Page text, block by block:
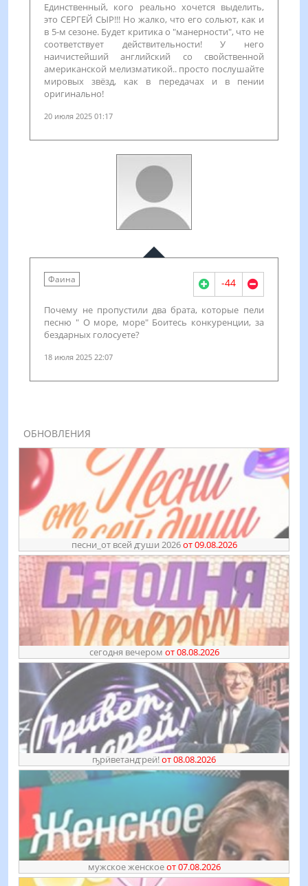
Единственный, кого реально хочется выделить,
это СЕРГЕЙ СЫР!!! Но жалко, что его сольют, как и
в 5-м сезоне. Будет критика о "манерности", что не
соответствует действительности! У него
наичистейший английский со свойственной
американской мелизматикой.. просто послушайте
мировых звёзд, как в передачах и в пении
оригинально!
20 июля 2025 01:17
Фаина -44
Почему не пропустили два брата, которые пели
песню " О море, море" Боитесь конкуренции, за
бездарных голосуете?
18 июля 2025 22:07
ОБНОВЛЕНИЯ
песни_от всей ꙣуши 2026от 09.08.2026
сегодня вечером от 08.08.2026
ҧрӥветанꙣреӥ!от 08.08.2026
мужское женскоеот 07.08.2026